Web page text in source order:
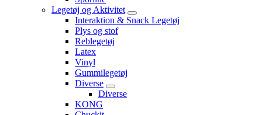
Legetøj og Aktivitet
Interaktion & Snack Legetøj
Plys og stof
Reblegetøj
Latex
Vinyl
Gummilegetøj
Diverse
Diverse
KONG